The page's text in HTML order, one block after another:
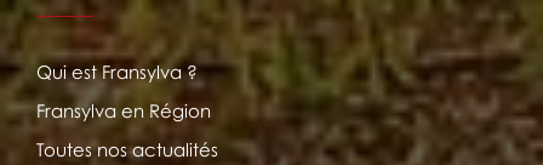
Qui est Fransylva ?
Fransylva en Région
Toutes nos actualités